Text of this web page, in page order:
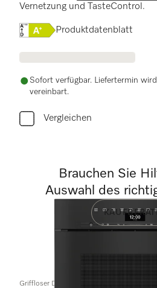
Vernetzung und TasteControl.
Onlinelabel Image,
Produktdatenblatt
Sofort verfügbar. Liefertermin
vereinbart.
Vergleichen
Griffloser Dampfbackofen
Brauchen Sie
Auswahl des